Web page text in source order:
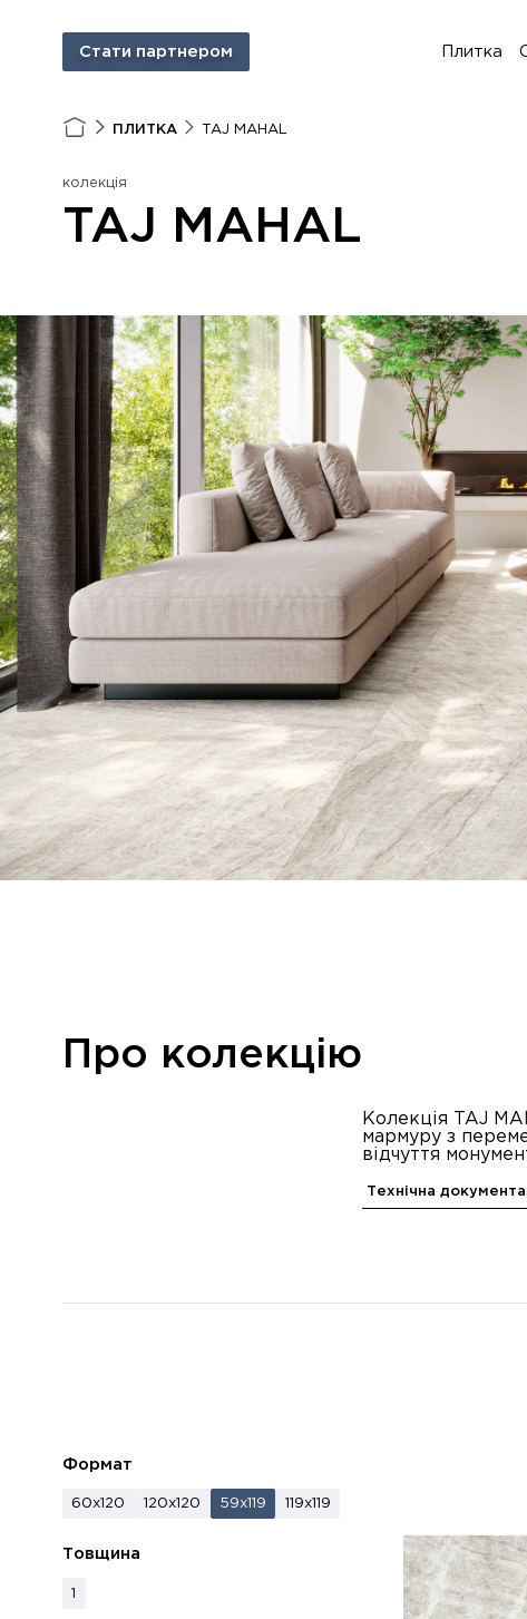
Стати партнером Плитка
ПЛИТКА TAJ MAHAL
колекція
TAJ MAHAL
Про колекцію
Колекція TAJ
мармуру з
відчуття
Технічна
Формат
60x120 120x120 59x119 119x119
Товщина
1